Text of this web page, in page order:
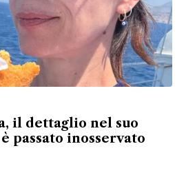
il dettaglio nel suo
passato inosservato